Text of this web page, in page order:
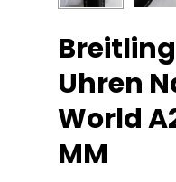
Uhren
World
MM